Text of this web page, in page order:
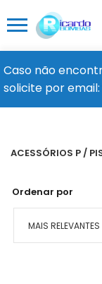
Caso não
solicite por
ACESSÓRIOS P /
Ordenar por
MAIS RELEVANTES